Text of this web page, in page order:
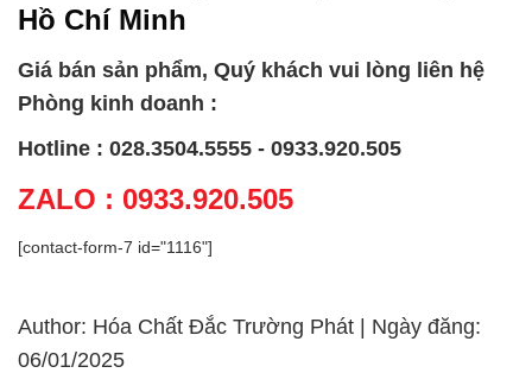
Hồ Chí Minh
Giá bán sản phẩm, Quý khách vui lòng liên hệ
Phòng kinh doanh :
Hotline : 028.3504.5555 - 0933.920.505
ZALO : 0933.920.505
[contact-form-7 id="1116"]
Author: Hóa Chất Đắc Trường Phát | Ngày đăng:
06/01/2025